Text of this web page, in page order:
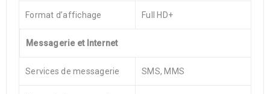
Format d’affichage Full HD+
Messagerie et Internet
Services de messagerie SMS, MMS